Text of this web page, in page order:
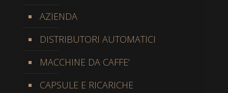
AZIENDA
DISTRIBUTORI AUTOMATICI
MACCHINE DA CAFFE’
CAPSULE E RICARICHE